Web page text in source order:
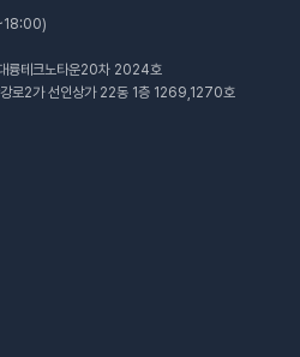
륭테크노타운20차 2024호
로2가 선인상가 22동 1층 1269,1270호